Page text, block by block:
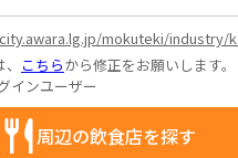
mokuteki/industry/
こちらから修正をお願いします。
インユーザー
周辺の飲食店を探す